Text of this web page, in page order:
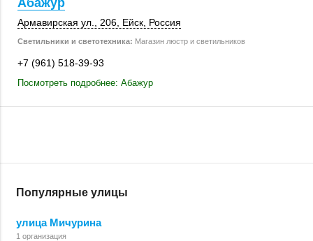
Абажур
Армавирская ул. 206 Ейск Россия
Светильники и светотехника: Магазин люстр и светильников
+7 (961) 518-39-93
Посмотреть подробнее: Абажур
Популярные улицы
улица Мичурина
1 организация